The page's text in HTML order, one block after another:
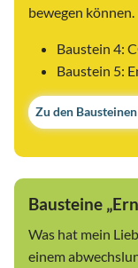
bewegen können.
Baustein 4:
Baustein 5:
Zu den Bausteinen
Bausteine
Was hat mein
einem